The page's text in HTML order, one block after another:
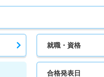
就職・資格
合格発表日